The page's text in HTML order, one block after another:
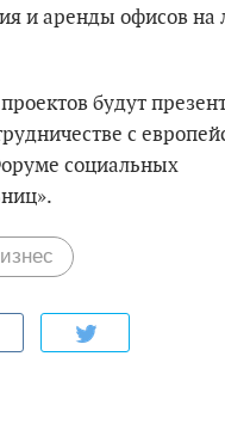
и аренды офисов на
будут
с
социальных